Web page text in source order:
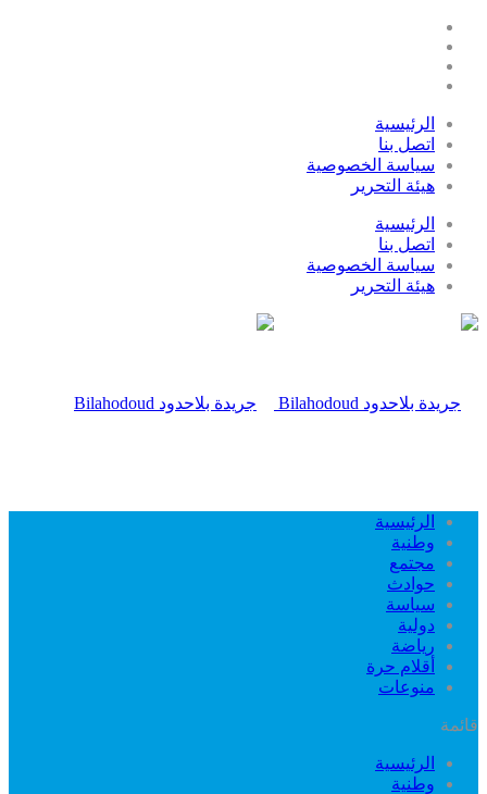
الرئيسية
اتصل بنا
سياسة الخصوصية
هيئة التحرير
الرئيسية
اتصل بنا
سياسة الخصوصية
هيئة التحرير
الرئيسية
وطنية
مجتمع
حوادث
سياسة
دولية
رياضة
أقلام حرة
منوعات
قائمة
الرئيسية
وطنية